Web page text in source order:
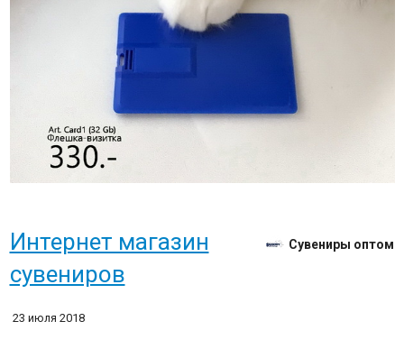
Интернет магазин
сувениров​
Сувениры оптом
23 июля 2018